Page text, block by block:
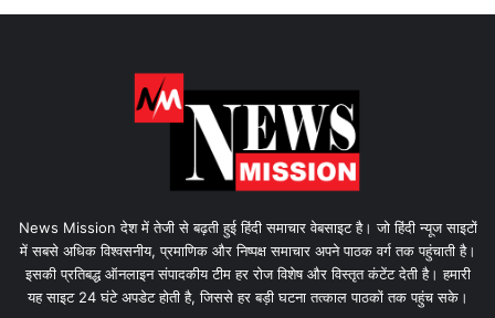
News Mission देश में तेजी से बढ़ती हुई हिंदी समाचार वेबसाइट है। जो हिंदी न्यूज साइटों
में सबसे अधिक विश्वसनीय, प्रमाणिक और निष्पक्ष समाचार अपने पाठक वर्ग तक पहुंचाती है।
इसकी प्रतिबद्ध ऑनलाइन संपादकीय टीम हर रोज विशेष और विस्तृत कंटेंट देती है। हमारी
यह साइट 24 घंटे अपडेट होती है, जिससे हर बड़ी घटना तत्काल पाठकों तक पहुंच सके।